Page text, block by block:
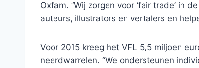
Oxfam. “Wij zorgen voor ‘fair trade’ in
auteurs, illustrators en vertalers en
Voor 2015 kreeg het VFL 5,5 miljoen
neerdwarrelen. “We ondersteunen